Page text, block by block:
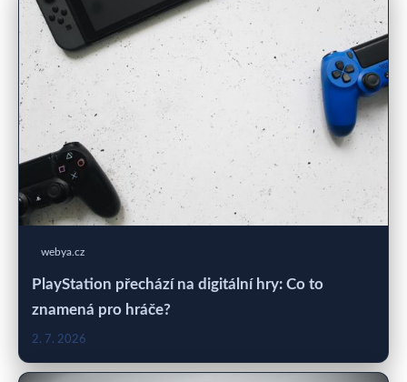
webya.cz
PlayStation přechází na digitální hry: Co to
znamená pro hráče?
2. 7. 2026